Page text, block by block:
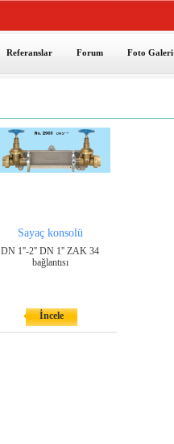
Referanslar Forum Foto Galeri
Sayaç konsolü
DN 1''-2'' DN 1'' ZAK 34
bağlantısı
İncele